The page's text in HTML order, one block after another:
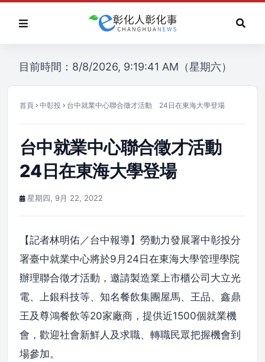
目前時間：8/8/2026, 9:19:41 AM（星期六）
首頁 中彰投 台中就業中心聯合徵才活動 24日在東海大學登場
台中就業中心聯合徵才活動
24日在東海大學登場
星期四, 9月 22, 2022
【記者林明佑／台中報導】勞動力發展署中彰投分
署臺中就業中心將於9月24日在東海大學管理學院
辦理聯合徵才活動，邀請製造業上市櫃公司大立光
電、上銀科技等、知名餐飲集團屋馬、王品、鑫鼎
王及尊鴻餐飲等20家廠商，提供近1500個就業機
會，歡迎社會新鮮人及求職、轉職民眾把握機會到
場參加。